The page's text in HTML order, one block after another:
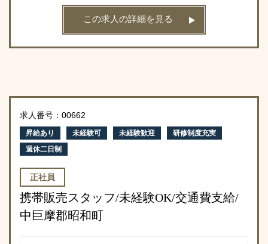
この求人の詳細を見る
求人番号：00662
昇給あり 未経験可 未経験歓迎
研修制度充実
週休二日制
正社員
携帯販売スタッフ/未経験OK/交通費支給/
中巨摩郡昭和町